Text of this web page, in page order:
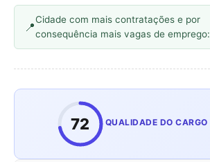
Cidade com mais contratações e por
consequência mais vagas de emprego:
72 QUALIDADE DO CARGO